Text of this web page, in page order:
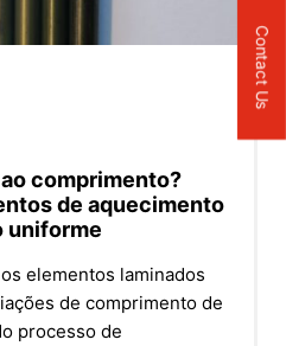
comprimento?
de aquecimento
uniforme
elementos laminados
de comprimento de
processo de
Contact Us